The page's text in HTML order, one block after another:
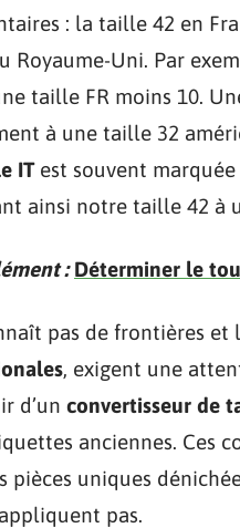
: la taille 42 en
Royaume-Uni. Par
taille FR moins 10.
à une taille 32
ITest souvent marquée
ainsi notre taille 42 à
: Déterminer le
pas de frontières et
, exigent une
d’un convertisseur de
anciennes. Ces
pièces uniques
pas.